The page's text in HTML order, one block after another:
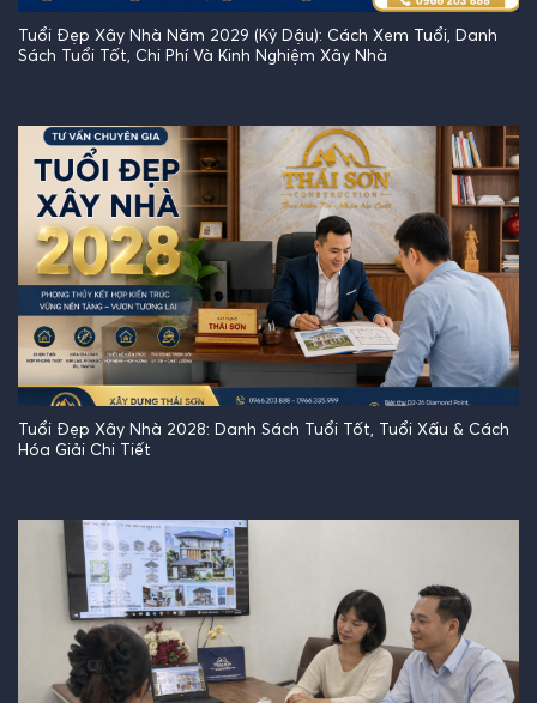
Tuổi Đẹp Xây Nhà Năm 2029 (Kỷ Dậu): Cách Xem Tuổi, Danh
Sách Tuổi Tốt, Chi Phí Và Kinh Nghiệm Xây Nhà
Tuổi Đẹp Xây Nhà 2028: Danh Sách Tuổi Tốt, Tuổi Xấu & Cách
Hóa Giải Chi Tiết